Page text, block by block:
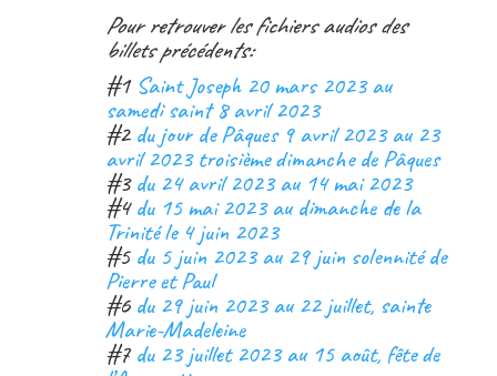
Pour retrouver les fichiers audios des
billets précédents:
#1 Saint Joseph 20 mars 2023 au
samedi saint 8 avril 2023
#2 du jour de Pâques 9 avril 2023 au 23
avril 2023 troisième dimanche de Pâques
#3du 24 avril 2023 au 14 mai 2023
#4du 15 mai 2023 au dimanche de la
Trinité le 4 juin 2023
#5 du 5 juin 2023 au 29 juin solennité de
Pierre et Paul
#6 du 29 juin 2023 au 22 juillet, sainte
Marie-Madeleine
#7du 23 juillet 2023 au 15 août, fête de